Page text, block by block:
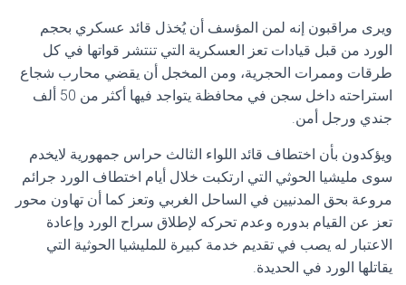
ويرى مراقبون إنه لمن المؤسف أن يُخذل قائد عسكري بحجم
الورد من قبل قيادات تعز العسكرية التي تنتشر قواتها في كل
طرقات وممرات الحجرية، ومن المخجل أن يقضي محارب شجاع
استراحته داخل سجن في محافظة يتواجد فيها أكثر من 50 ألف
جندي ورجل أمن.
ويؤكدون بأن اختطاف قائد اللواء الثالث حراس جمهورية لايخدم
سوى مليشيا الحوثي التي ارتكبت خلال أيام اختطاف الورد جرائم
مروعة بحق المدنيين في الساحل الغربي وتعز كما أن تهاون محور
تعز عن القيام بدوره وعدم تحركه لإطلاق سراح الورد وإعادة
الاعتبار له يصب في تقديم خدمة كبيرة للمليشيا الحوثية التي
يقاتلها الورد في الحديدة.